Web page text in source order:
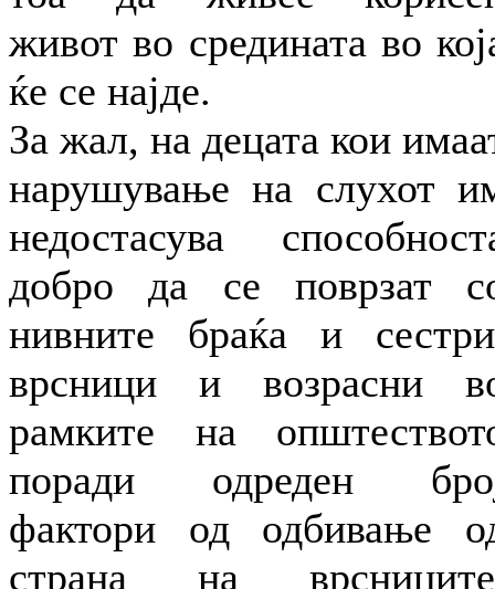
живот во средината во
ќе се најде.
За жал, на децата кои
нарушување на слухот
недостасува
добро да се поврзат
нивните браќа и
врсници и возрасни
рамките на
поради одреден
фактори од одбивање
страна на